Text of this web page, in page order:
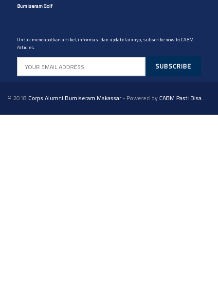
Bumiseram Golf
Untuk mendapatkan artikel, informasi dan update lainnya, subscribe now to CABM
Articles.
© 2018 Corps Alumni Bumiseram Makassar- Powered byCABM Pasti Bisa.